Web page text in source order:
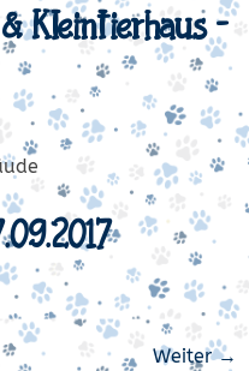
Kleintierhaus –
Weiter→